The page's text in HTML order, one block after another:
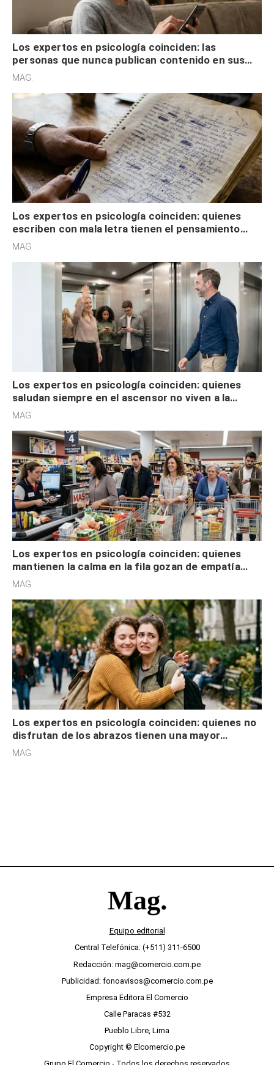
Los expertos en psicología coinciden: las
personas que nunca publican contenido en sus
redes sociales no pretenden buscar validación
MAG.
Los expertos en psicología coinciden: quienes
escriben con mala letra tienen el pensamiento
acelerado y no lo hacen por desinterés
MAG.
Los expertos en psicología coinciden: quienes
saludan siempre en el ascensor no viven a la
defensiva y tienen apertura social
MAG.
Los expertos en psicología coinciden: quienes
mantienen la calma en la fila gozan de empatía
cognitiva, gratitud y no solo tienen autocontrol
MAG.
Los expertos en psicología coinciden: quienes no
disfrutan de los abrazos tienen una mayor
sensibilidad a los estímulos físicos y no es por
MAG.
Equipo editorial
Central Telefónica: (+511) 311-6500
Redacción: mag@comercio.com.pe
Publicidad: fonoavisos@comercio.com.pe
Empresa Editora El Comercio
Calle Paracas #532
Pueblo Libre, Lima
Copyright © Elcomercio.pe